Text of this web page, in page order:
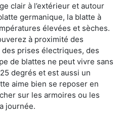
clair à l’extérieur et autour
germanique, la blatte à
élevées et sèches.
à proximité des
prises électriques, des
de blattes ne peut vivre sans
degrés et est aussi un
aime bien se reposer en
sur les armoires ou les
journée.